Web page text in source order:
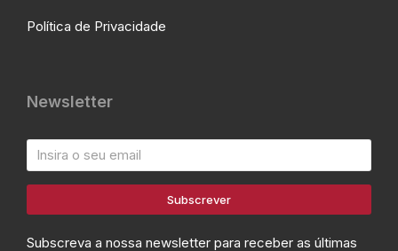
Política de Privacidade
Newsletter
Subscrever
Subscreva a nossa newsletter para receber as últimas